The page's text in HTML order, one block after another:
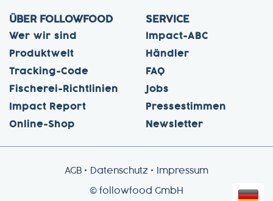
ÜBER FOLLOWFOOD
Wer wir sind
Produktwelt
Tracking-Code
Fischerei-Richtlinien
Impact Report
Online-Shop
SERVICE
Impact-ABC
Händler
FAQ
Jobs
Pressestimmen
Newsletter
AGB Datenschutz Impressum
© followfood GmbH